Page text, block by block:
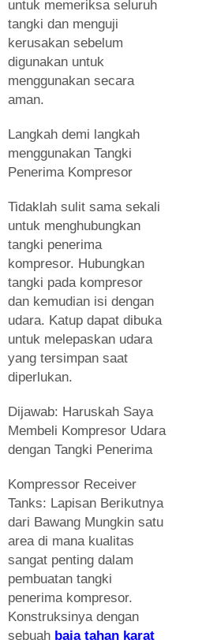
untuk memeriksa seluruh
tangki dan menguji
kerusakan sebelum
digunakan untuk
menggunakan secara
aman.
Langkah demi langkah
menggunakan Tangki
Penerima Kompresor
Tidaklah sulit sama sekali
untuk menghubungkan
tangki penerima
kompresor. Hubungkan
tangki pada kompresor
dan kemudian isi dengan
udara. Katup dapat dibuka
untuk melepaskan udara
yang tersimpan saat
diperlukan.
Dijawab: Haruskah Saya
Membeli Kompresor Udara
dengan Tangki Penerima
Kompressor Receiver
Tanks: Lapisan Berikutnya
dari Bawang Mungkin satu
area di mana kualitas
sangat penting dalam
pembuatan tangki
penerima kompresor.
Konstruksinya dengan
sebuah baja tahan karat